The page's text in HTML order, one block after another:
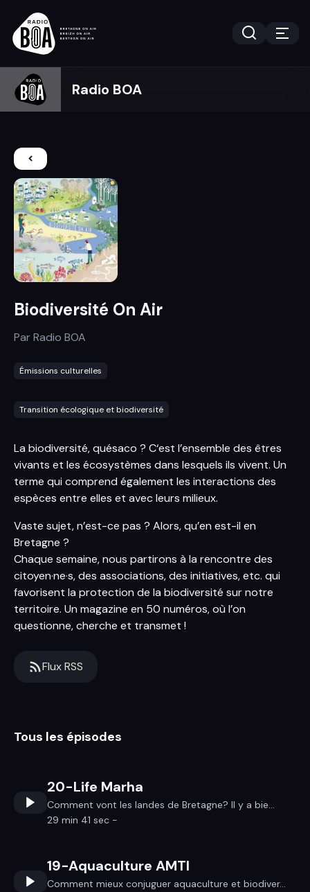
Radio BOA
Biodiversité On Air
ParRadio BOA
Émissions culturelles
Transition écologique et biodiversité
La biodiversité, quésaco ? C‘est l’ensemble des êtres
vivants et les écosystèmes dans lesquels ils vivent. Un
terme qui comprend également les interactions des
espèces entre elles et avec leurs milieux.
Vaste sujet, n’est-ce pas ? Alors, qu’en est-il en
Bretagne ?
Chaque semaine, nous partirons à la rencontre des
citoyen·ne·s, des associations, des initiatives, etc. qui
favorisent la protection de la biodiversité sur notre
territoire. Un magazine en 50 numéros, où l’on
questionne, cherche et transmet !
Flux RSS
Tous les épisodes
20-Life Marha
Comment vont les landes de Bretagne? Il y a bie...
29 min 41 sec -
19-Aquaculture AMTI
Comment mieux conjuguer aquaculture et biodiver...